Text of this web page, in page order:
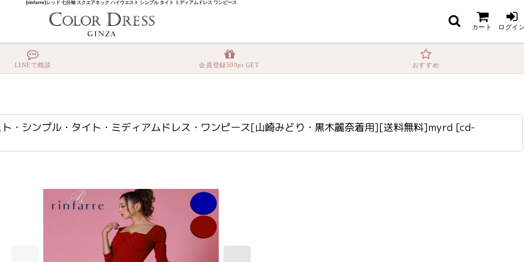
[rinfarre]レッド 七分袖 スクエアネック ハイウエスト シンプル タイト ミディアムドレス ワンピース
カート ログイ
LINEで相談 会員登録500pt GET おすすめ
プル・タイト・ミディアムドレス・ワンピース[山崎みどり・黒木麗奈着用][送料無料]myrd
シンプル・タイト・ミディアムドレス・ワンピース[山崎みどり・黒木麗奈着用][送料無料]myrd [cd-